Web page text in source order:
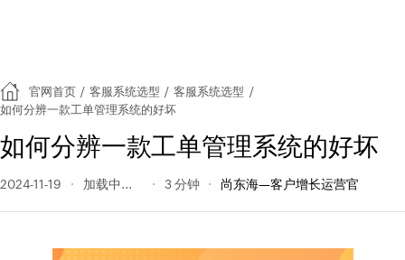
官网首页 / 客服系统选型 / 客服系统选型 /
如何分辨一款工单管理系统的好坏
如何分辨一款工单管理系统的好坏
2024-11-19 137 阅读量 3 分钟 尚东海—客户增长运营官